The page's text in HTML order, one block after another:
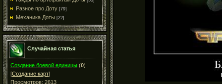
Разное про Доту [79]
Механика Доты [22]
Случайная статья
Создание боевой единицы (0)
[Создание карт]
Просмотров: 2613